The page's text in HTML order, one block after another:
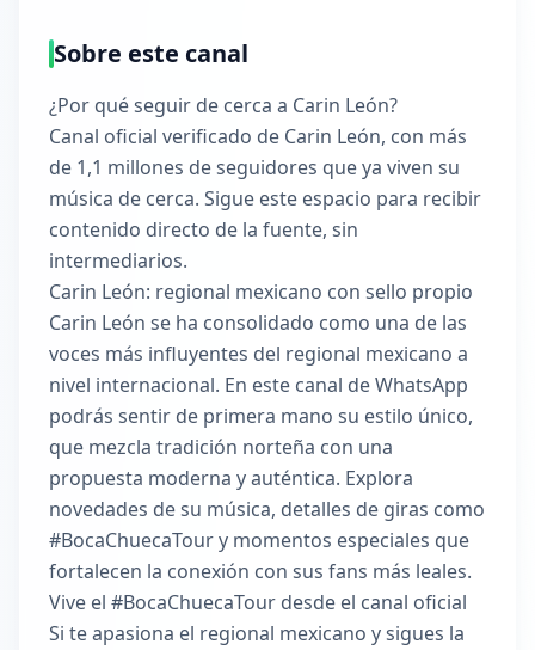
Sobre este canal
¿Por qué seguir de cerca a Carin León?
Canal oficial verificado de Carin León, con más
de 1,1 millones de seguidores que ya viven su
música de cerca. Sigue este espacio para recibir
contenido directo de la fuente, sin
intermediarios.
Carin León: regional mexicano con sello propio
Carin León se ha consolidado como una de las
voces más influyentes del regional mexicano a
nivel internacional. En este canal de WhatsApp
podrás sentir de primera mano su estilo único,
que mezcla tradición norteña con una
propuesta moderna y auténtica. Explora
novedades de su música, detalles de giras como
#BocaChuecaTour y momentos especiales que
fortalecen la conexión con sus fans más leales.
Vive el #BocaChuecaTour desde el canal oficial
Si te apasiona el regional mexicano y sigues la